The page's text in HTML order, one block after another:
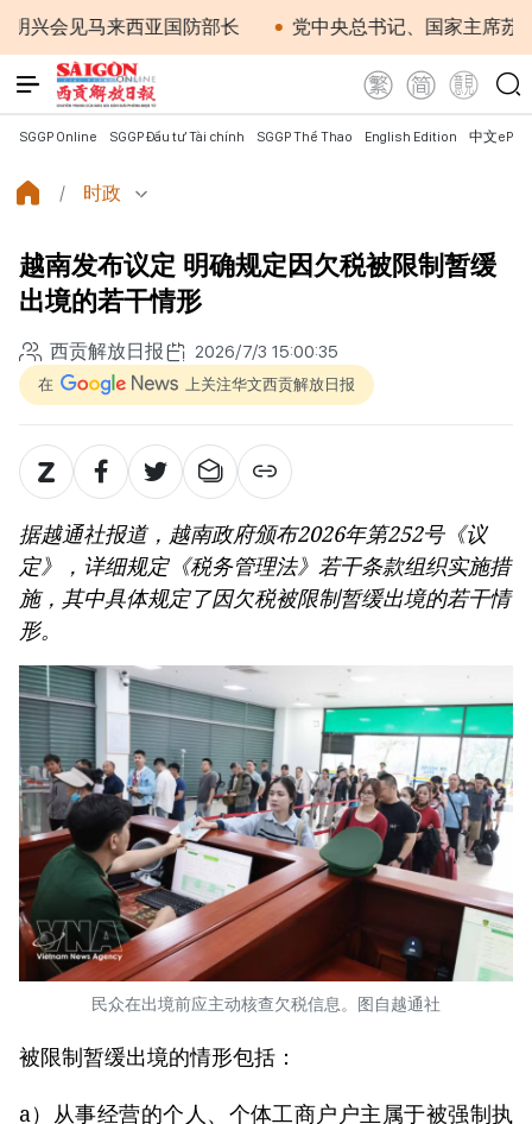
见马来西亚国防部长 党中央总书记、国家主席苏林：越
SGGP Online SGGP Đầu tư Tài chính SGGP Thể Thao English Edition 中文
时政
越南发布议定 明确规定因欠税被限制暂缓
出境的若干情形
西贡解放日报 2026/7/3 15:00:35
在 上关注华文西贡解放日报
据越通社报道，越南政府颁布2026年第252号《议
定》，详细规定《税务管理法》若干条款组织实施措
施，其中具体规定了因欠税被限制暂缓出境的若干情
形。
民众在出境前应主动核查欠税信息。图自越通社
被限制暂缓出境的情形包括：
a）从事经营的个人、个体工商户户主属于被强制执